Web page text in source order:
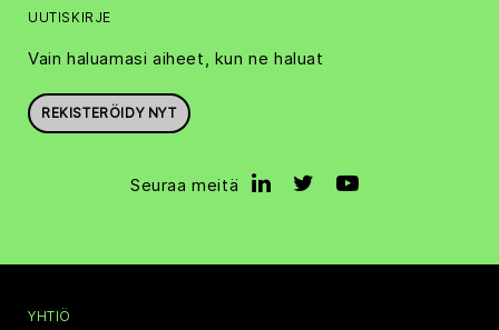
UUTISKIRJE
Vain haluamasi aiheet, kun ne haluat
REKISTERÖIDY NYT
Seuraa meitä
YHTIÖ